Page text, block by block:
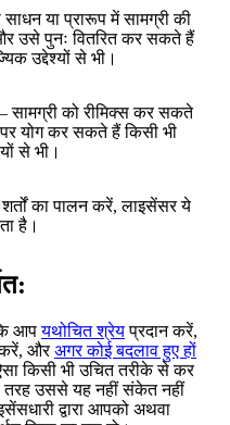
या प्रारूप में सामग्री की
उसे पुनः वितरित कर सकते हैं
उद्देश्यों से भी।
को रीमिक्स कर सकते
योग कर सकते हैं किसी भी
से भी।
का पालन करें, लाइसेंसर ये
है।
आपयथोचित श्रेयप्रदान करें,
करें, औरअगर कोई बदलाव हुए हों
किसी भी उचित तरीके से कर
उससे यह नहीं संकेत नहीं
द्वारा आपको अथवा